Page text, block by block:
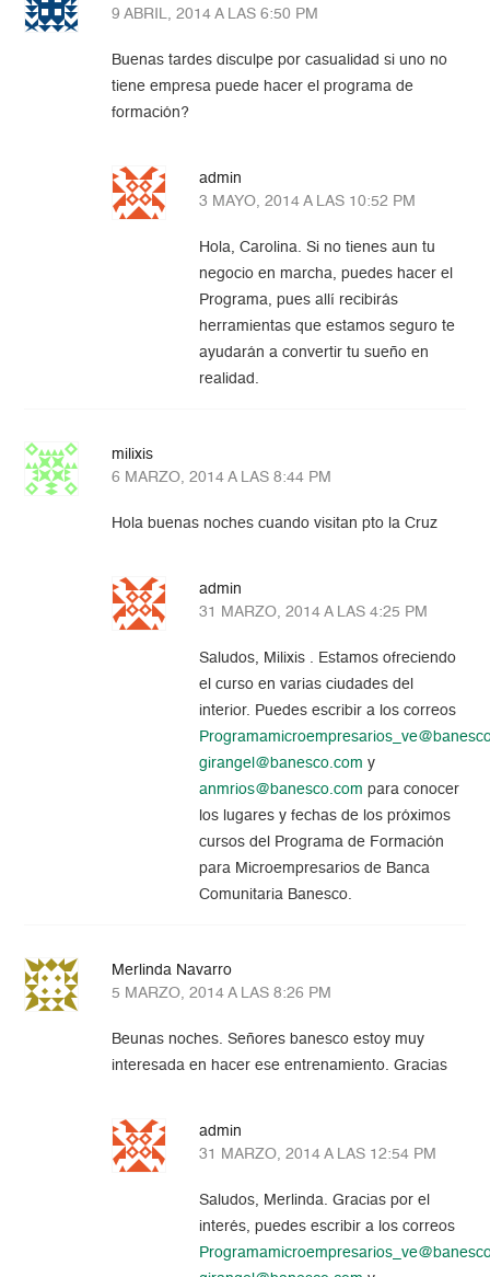
9 ABRIL, 2014 A LAS 6:50 PM
Buenas tardes disculpe por casualidad si uno no
tiene empresa puede hacer el programa de
formación?
admin
3 MAYO, 2014 A LAS 10:52 PM
Hola, Carolina. Si no tienes aun tu
negocio en marcha, puedes hacer el
Programa, pues allí recibirás
herramientas que estamos seguro te
ayudarán a convertir tu sueño en
realidad.
milixis
6 MARZO, 2014 A LAS 8:44 PM
Hola buenas noches cuando visitan pto la Cruz
admin
31 MARZO, 2014 A LAS 4:25 PM
Saludos, Milixis . Estamos ofreciendo
el curso en varias ciudades del
interior. Puedes escribir a los correos
girangel@banesco.com y
anmrios@banesco.com para conocer
los lugares y fechas de los próximos
cursos del Programa de Formación
para Microempresarios de Banca
Comunitaria Banesco.
Merlinda Navarro
5 MARZO, 2014 A LAS 8:26 PM
Beunas noches. Señores banesco estoy muy
interesada en hacer ese entrenamiento. Gracias
admin
31 MARZO, 2014 A LAS 12:54 PM
Saludos, Merlinda. Gracias por el
interés, puedes escribir a los correos